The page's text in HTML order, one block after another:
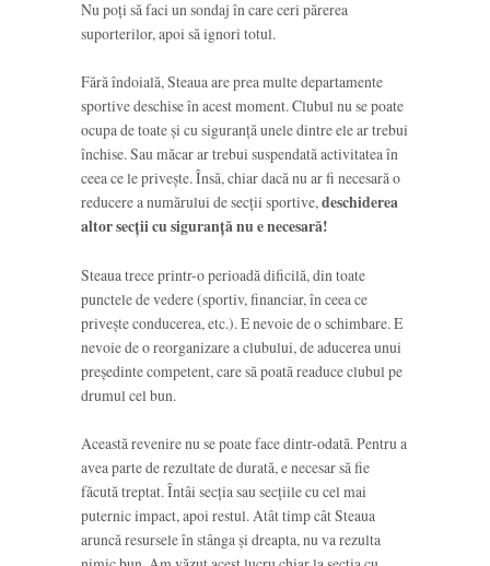
Nu poți să faci un sondaj în care ceri părerea
suporterilor, apoi să ignori totul.
Fără îndoială, Steaua are prea multe departamente
sportive deschise în acest moment. Clubul nu se poate
ocupa de toate și cu siguranță unele dintre ele ar trebui
închise. Sau măcar ar trebui suspendată activitatea în
ceea ce le privește. Însă, chiar dacă nu ar fi necesară o
reducere a numărului de secții sportive,deschiderea
altor secții cu siguranță nu e necesară!
Steaua trece printr-o perioadă dificilă, din toate
punctele de vedere (sportiv, financiar, în ceea ce
privește conducerea, etc.). E nevoie de o schimbare. E
nevoie de o reorganizare a clubului, de aducerea unui
președinte competent, care să poată readuce clubul pe
drumul cel bun.
Această revenire nu se poate face dintr-odată. Pentru a
avea parte de rezultate de durată, e necesar să fie
făcută treptat. Întâi secția sau secțiile cu cel mai
puternic impact, apoi restul. Atât timp cât Steaua
aruncă resursele în stânga și dreapta, nu va rezulta